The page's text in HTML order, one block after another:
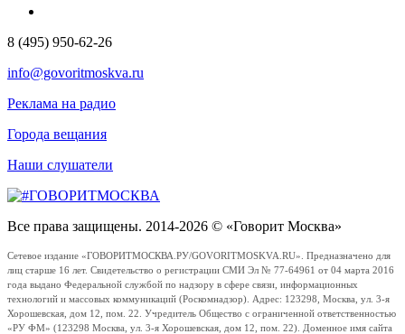
8 (495) 950-62-26
info@govoritmoskva.ru
Реклама на радио
Города вещания
Наши слушатели
Все права защищены. 2014-2026 © «Говорит Москва»
Сетевое издание «ГОВОРИТМОСКВА.РУ/GOVORITMOSKVA.RU». Предназначено для
лиц старше 16 лет. Свидетельство о регистрации СМИ Эл № 77-64961 от 04 марта 2016
года выдано Федеральной службой по надзору в сфере связи, информационных
технологий и массовых коммуникаций (Роскомнадзор). Адрес: 123298, Москва, ул. 3-я
Хорошевская, дом 12, пом. 22. Учредитель Общество с ограниченной ответственностью
«РУ ФМ» (123298 Москва, ул. 3-я Хорошевская, дом 12, пом. 22). Доменное имя сайта